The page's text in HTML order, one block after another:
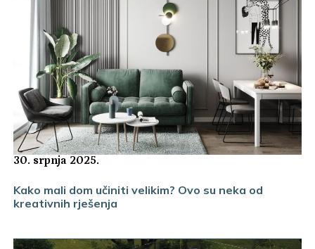
30. srpnja 2025.
Kako mali dom učiniti velikim? Ovo su neka od
kreativnih rješenja